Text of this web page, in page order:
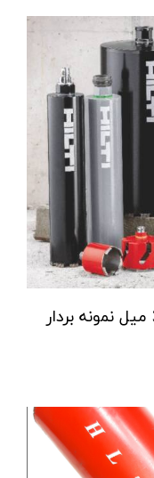
مته کرگیری سایز 20 میل تا 300 میل نمونه بردار